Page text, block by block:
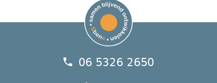
06 5326 2650